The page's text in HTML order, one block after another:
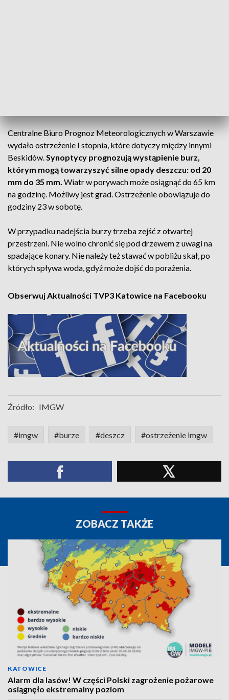
Centralne Biuro Prognoz Meteorologicznych w Warszawie
wydało ostrzeżenie I stopnia, które dotyczy między innymi
Beskidów.Synoptycy prognozują wystąpienie burz,
którym mogą towarzyszyć silne opady deszczu: od 20
mm do 35 mm. Wiatr w porywach może osiągnąć do 65 km
na godzinę. Możliwy jest grad. Ostrzeżenie obowiązuje do
godziny 23 w sobotę.
W przypadku nadejścia burzy trzeba zejść z otwartej
przestrzeni. Nie wolno chronić się pod drzewem z uwagi na
spadające konary. Nie należy też stawać w pobliżu skał, po
których spływa woda, gdyż może dojść do porażenia.
Obserwuj Aktualności TVP3 Katowice na Facebooku
Źródło: IMGW
#imgw #burze #deszcz #ostrzeżenie imgw
ZOBACZ TAKŻE
KATOWICE
Alarm dla lasów! W części Polski zagrożenie pożarowe
osiągnęło ekstremalny poziom